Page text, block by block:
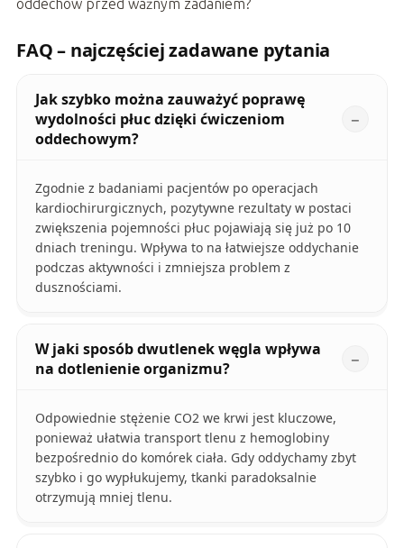
oddechów przed ważnym zadaniem?
FAQ – najczęściej zadawane pytania
Jak szybko można zauważyć poprawę
wydolności płuc dzięki ćwiczeniom
oddechowym?
Zgodnie z badaniami pacjentów po operacjach
kardiochirurgicznych, pozytywne rezultaty w postaci
zwiększenia pojemności płuc pojawiają się już po 10
dniach treningu. Wpływa to na łatwiejsze oddychanie
podczas aktywności i zmniejsza problem z
dusznościami.
W jaki sposób dwutlenek węgla wpływa
na dotlenienie organizmu?
Odpowiednie stężenie CO2 we krwi jest kluczowe,
ponieważ ułatwia transport tlenu z hemoglobiny
bezpośrednio do komórek ciała. Gdy oddychamy zbyt
szybko i go wypłukujemy, tkanki paradoksalnie
otrzymują mniej tlenu.